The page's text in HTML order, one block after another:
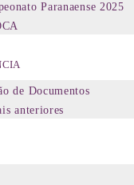
Paranaense 2025
de Documentos
anteriores